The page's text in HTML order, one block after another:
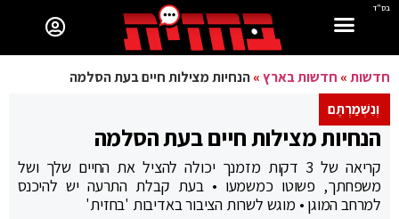
בס"ד
חדשות» חדשות בארץ»הנחיות מצילות חיים בעת הסלמה
וְנִשְׁמַרְתֶּם
הנחיות מצילות חיים בעת הסלמה
קריאה של 3 דקות מזמנך יכולה להציל את החיים שלך ושל
משפחתך, פשוטו כמשמעו • בעת קבלת התרעה יש להיכנס
למרחב המוגן • מוגש לשרות הציבור באדיבות 'בחזית'